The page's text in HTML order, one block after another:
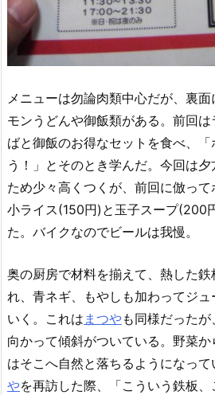
メニューは勿論肉類中心だが、裏
モンうどんや御飯類がある。前回
ばと御飯のお得なセットを食べ、
う！」とそのとき学んだ。今回は
ため少々高くつくが、前回に倣っ
小ライス(150円)と玉子スープ(200
た。バイクなのでビールは我慢。
奥の厨房で材料を揃えて、熱した
れ、青ネギ、もやしも加わってジ
いく。これは まつやも同様だった
向かって傾斜がついている。野菜
はそこへ自然と落ちるようになっ
やを再訪した際、「こういう鉄板